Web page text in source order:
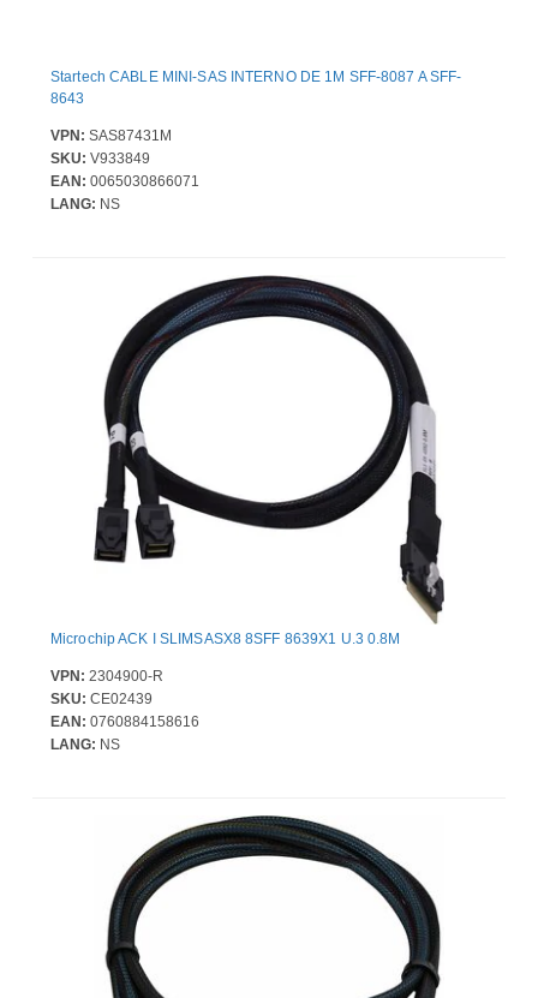
Startech CABLE MINI-SAS INTERNO DE 1M SFF-8087 A SFF-
8643
VPN: SAS87431M
SKU: V933849
EAN: 0065030866071
LANG: NS
Microchip ACK I SLIMSASX8 8SFF 8639X1 U.3 0.8M
VPN: 2304900-R
SKU: CE02439
EAN: 0760884158616
LANG: NS